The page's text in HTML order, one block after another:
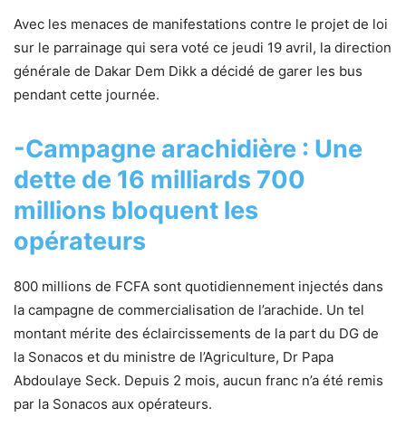
Avec les menaces de manifestations contre le projet de loi
sur le parrainage qui sera voté ce jeudi 19 avril, la direction
générale de Dakar Dem Dikk a décidé de garer les bus
pendant cette journée.
-Campagne arachidière : Une
dette de 16 milliards 700
millions bloquent les
opérateurs
800 millions de FCFA sont quotidiennement injectés dans
la campagne de commercialisation de l’arachide. Un tel
montant mérite des éclaircissements de la part du DG de
la Sonacos et du ministre de l’Agriculture, Dr Papa
Abdoulaye Seck. Depuis 2 mois, aucun franc n’a été remis
par la Sonacos aux opérateurs.